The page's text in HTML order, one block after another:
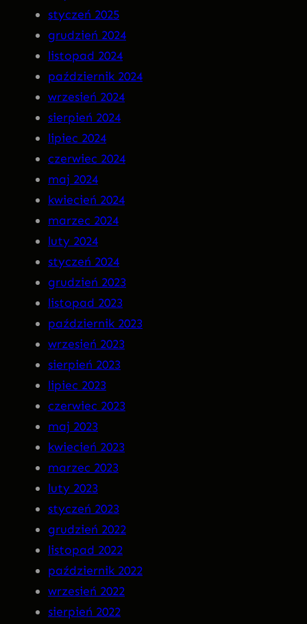
styczeń 2025
grudzień 2024
listopad 2024
październik 2024
wrzesień 2024
sierpień 2024
lipiec 2024
czerwiec 2024
maj 2024
kwiecień 2024
marzec 2024
luty 2024
styczeń 2024
grudzień 2023
listopad 2023
październik 2023
wrzesień 2023
sierpień 2023
lipiec 2023
czerwiec 2023
maj 2023
kwiecień 2023
marzec 2023
luty 2023
styczeń 2023
grudzień 2022
listopad 2022
październik 2022
wrzesień 2022
sierpień 2022